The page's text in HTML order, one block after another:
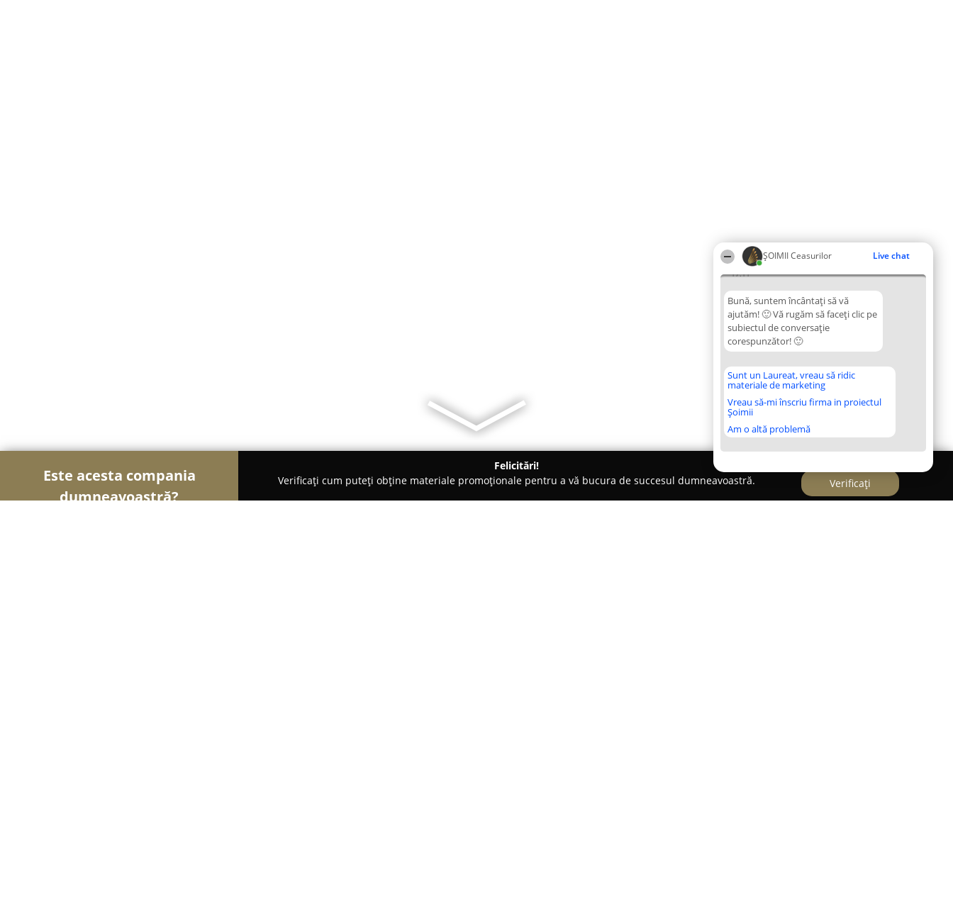
ȘOIMII Ceasurilor Live chat
17:11
Bună, suntem încântați să vă
ajutăm! 🙂 Vă rugăm să faceți clic pe
subiectul de conversație
corespunzător! 🙂
Sunt un Laureat, vreau să ridic
materiale de marketing
Vreau să-mi înscriu firma in proiectul
Șoimii
Am o altă problemă
Este acesta compania
dumneavoastră?
Felicitări!
Verificați cum puteți obține materiale promoționale pentru a vă bucura de succesul dumneavoastră.
Verificați